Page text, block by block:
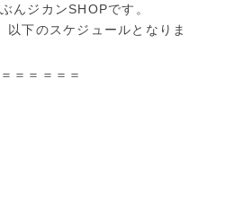
んジカンSHOPです。
以下のスケジュールとなりま
＝＝＝＝＝